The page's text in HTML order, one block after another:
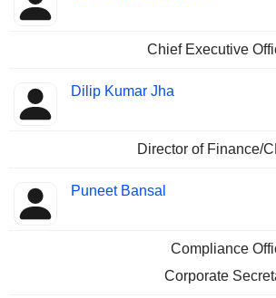
Chief Executive
Dilip Kumar Jha
Director of Finance/
Puneet Bansal
Compliance
Corporate